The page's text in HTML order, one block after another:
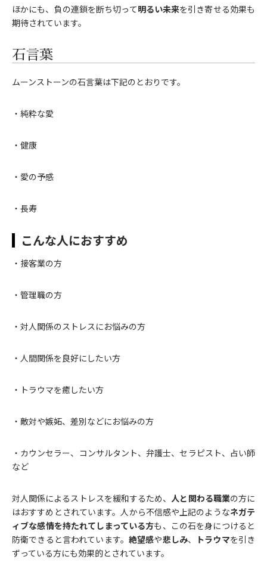
ほかにも、負の連鎖を断ち切って明るい未来を引き寄せる効果も
期待されています。
石言葉
ムーンストーンの石言葉は下記のとおりです。
・純粋な愛
・健康
・愛の予感
・長寿
こんな人におすすめ
・接客業の方
・管理職の方
・対人関係のストレスにお悩みの方
・人間関係を良好にしたい方
・トラウマを癒したい方
・敵対や嫉妬、差別などにお悩みの方
・カウンセラー、コンサルタント、弁護士、セラピスト、占い師
など
対人関係によるストレスを緩和するため、人と関わる職業の方に
はおすすめとされています。人から不信感や上記のようなネガテ
ィブな感情を持たれてしまっている方も、この石を身につけると
防衛できると言われています。 絶望感や悲しみ、 トラウマを引き
ずっている方にも効果的とされています。